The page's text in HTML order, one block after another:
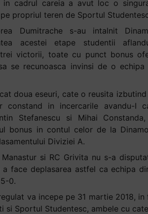
in cadrul careia a avut loc o
propriul teren de Sportul
Dumitrache s-au intalnit
acestei etape studentii
victorii, toate cu punct bonus
se recunoasca invinsi de o echipa
doua eseuri, cate o reusita
constand in incercarile avandu-I
Stefanescu si Mihai
bonus in contul celor de la
Diviziei A.
si RC Grivita nu s-a
face deplasarea astfel ca echipa
0.
va incepe pe 31 martie 2018,
si Sportul Studentesc, ambele cu